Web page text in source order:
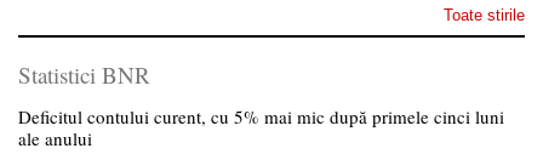
Toate stirile
Statistici BNR
Deficitul contului curent, cu 5% mai mic după primele cinci luni
ale anului